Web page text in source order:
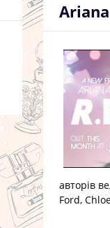
авторів
Ford,